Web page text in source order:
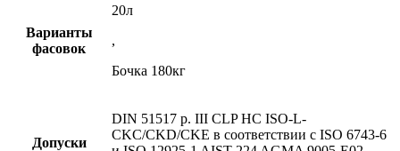
Варианты
фасовок
20л
,
Бочка 180кг
Допуски
DIN 51517 p. III CLP HC ISO-L-
CKC/CKD/CKE в соответствии с ISO 6743-6